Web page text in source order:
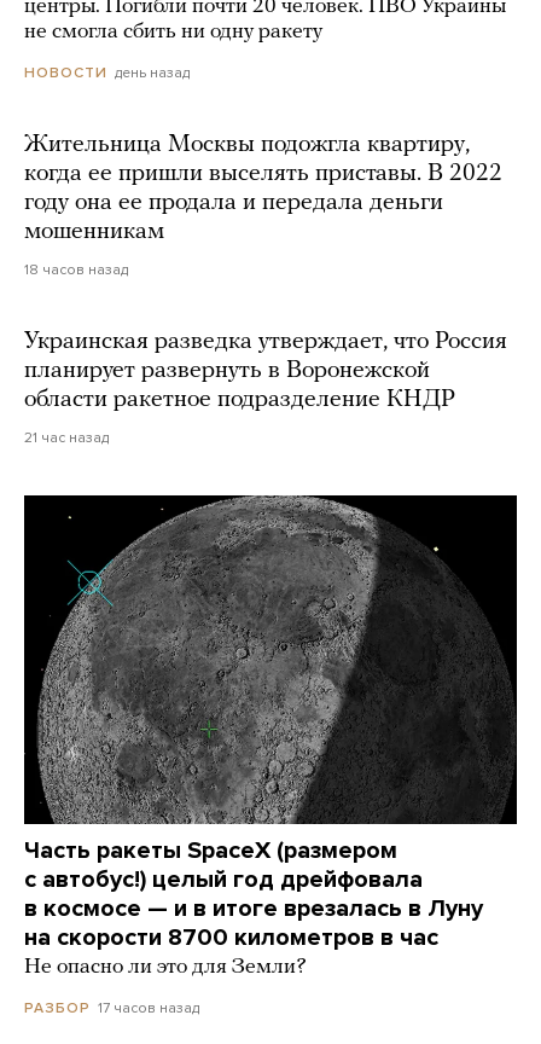
центры. Погибли почти 20 человек. ПВО Украины
не смогла сбить ни одну ракету
НОВОСТИ день назад
Жительница Москвы подожгла квартиру,
когда ее пришли выселять приставы. В 2022
году она ее продала и передала деньги
мошенникам
18 часов назад
Украинская разведка утверждает, что Россия
планирует развернуть в Воронежской
области ракетное подразделение КНДР
21 час назад
Часть ракеты SpaceX (размером
с автобус!) целый год дрейфовала
в космосе — и в итоге врезалась в Луну
на скорости 8700 километров в час
Не опасно ли это для Земли?
РАЗБОР 17 часов назад